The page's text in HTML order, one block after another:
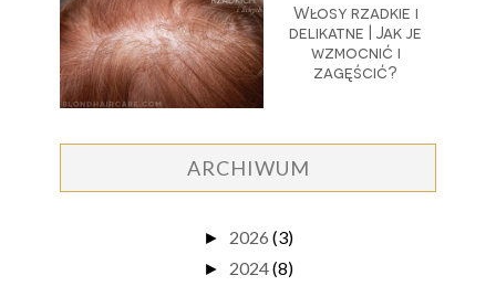
Włosy rzadkie i
delikatne | Jak je
wzmocnić i
zagęścić?
ARCHIWUM
► 2026 (3)
► 2024(8)